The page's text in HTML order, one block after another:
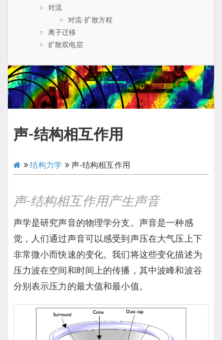
对流
对流-扩散方程
离子迁移
扩散双电层
声-结构相互作用
结构力学 声-结构相互作用
声-结构相互作用产生声音
声学是研究声音的物理学分支。声音是一种感
觉，人们通过声音可以感受到声压在大气压上下
非常微小而快速的变化。我们将这些变化描述为
压力波在空间和时间上的传播，其中波峰和波谷
分别表示压力的最大值和最小值。